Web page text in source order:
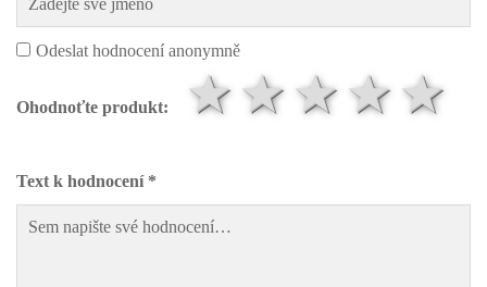
Odeslat hodnocení anonymně
Ohodnoťte produkt: 4
3
2
1 hvězda
Text k hodnocení *